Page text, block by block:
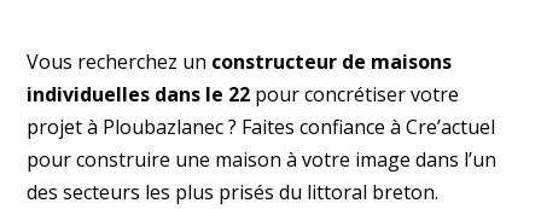
Vous recherchez un constructeur de maisons
individuelles dans le 22 pour concrétiser votre
projet à Ploubazlanec ? Faites confiance à Cre’actuel
pour construire une maison à votre image dans l’un
des secteurs les plus prisés du littoral breton.